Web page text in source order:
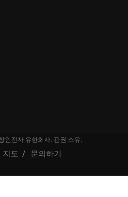
인전자 유한회사. 판권 소유.
지도 문의하기